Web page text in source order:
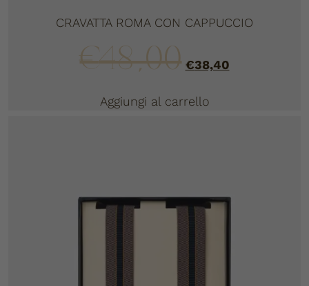
CRAVATTA ROMA CON CAPPUCCIO
€48,00 €38,40
Aggiungi al carrello